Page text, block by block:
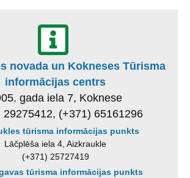
novada un Kokneses Tūrisma
informācijas centrs
gada iela 7, Koknese
29275412, (+371) 65161296
tūrisma informācijas punkts
Lāčplēša iela 4, Aizkraukle
(+371) 25727419
tūrisma informācijas punkts